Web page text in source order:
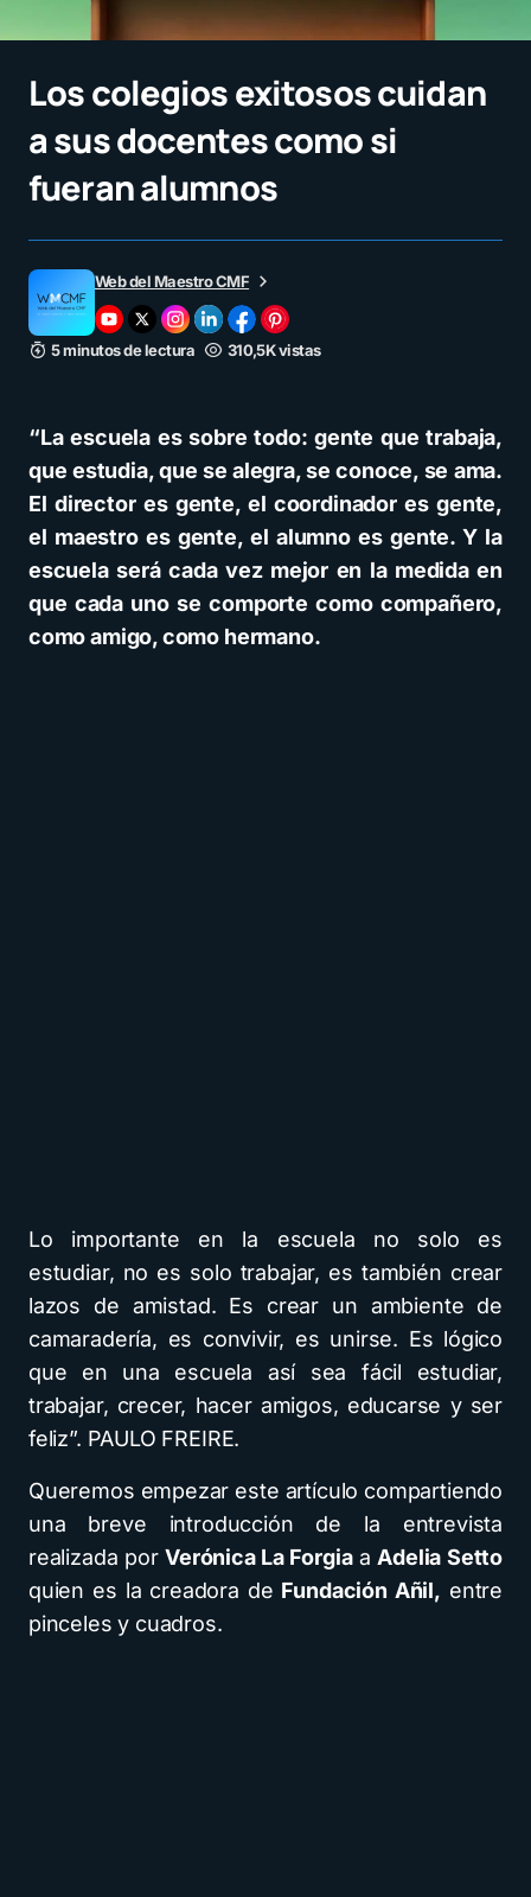
Los colegios exitosos cuidan
a sus docentes como si
fueran alumnos
Web del Maestro CMF
5 minutos de lectura 310,5K vistas
“La escuela es sobre todo: gente que trabaja,
que estudia, que se alegra, se conoce, se ama.
El director es gente, el coordinador es gente,
el maestro es gente, el alumno es gente. Y la
escuela será cada vez mejor en la medida en
que cada uno se comporte como compañero,
como amigo, como hermano.
Lo importante en la escuela no solo es
estudiar, no es solo trabajar, es también crear
lazos de amistad. Es crear un ambiente de
camaradería, es convivir, es unirse. Es lógico
que en una escuela así sea fácil estudiar,
trabajar, crecer, hacer amigos, educarse y ser
feliz”. PAULO FREIRE.
Queremos empezar este artículo compartiendo
una breve introducción de la entrevista
realizada porVerónica La Forgiaa Adelia Setto
quien es la creadora de Fundación Añil, entre
pinceles y cuadros.